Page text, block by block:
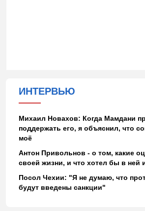
ИНТЕРВЬЮ
Михаил Новахов: Когда Мамдани
поддержать его, я объяснил, что
моё
Антон Привольнов - о том, какие
своей жизни, и что хотел бы в ней
Посол Чехии: "Я не думаю, что
будут введены санкции"